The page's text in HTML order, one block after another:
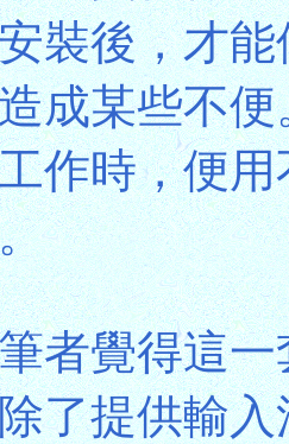
裝後，才
成某些不
作時，便
者覺得這
了提供輸